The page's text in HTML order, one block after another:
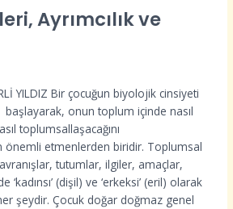
Ayrımcılık ve
YILDIZ Bir çocuğun biyolojik cinsiyeti
onun toplum içinde nasıl
toplumsallaşacağını
önemli etmenlerden biridir. Toplumsal
tutumlar, ilgiler, amaçlar,
(dişil) ve ‘erkeksi’ (eril) olarak
her şeydir. Çocuk doğar doğmaz genel